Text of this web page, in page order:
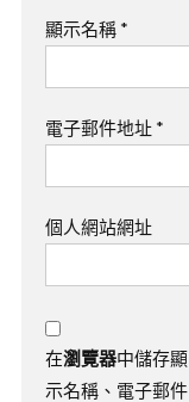
顯示名稱 *
電子郵件地址 *
個人網站網址
在瀏覽器中儲存顯
示名稱、電子郵件